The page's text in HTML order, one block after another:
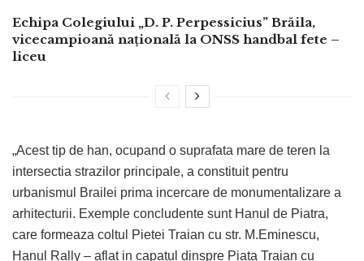
Echipa Colegiului „D. P. Perpessicius” Brăila,
vicecampioană națională la ONSS handbal fete –
liceu
„Acest tip de han, ocupand o suprafata mare de teren la
intersectia strazilor principale, a constituit pentru
urbanismul Brailei prima incercare de monumentalizare a
arhitecturii. Exemple concludente sunt Hanul de Piatra,
care formeaza coltul Pietei Traian cu str. M.Eminescu,
Hanul Rally – aflat in capatul dinspre Piata Traian cu